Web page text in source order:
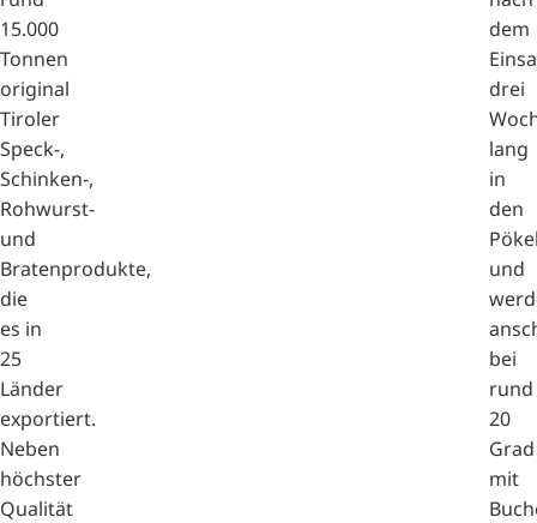
15.000
Tonnen
original
Tiroler
Speck-,
Schinken-,
Rohwurst-
und
Bratenprodukte,
die
es in
25
Länder
exportiert.
Neben
höchster
Qualität
dem
drei
lang
in
den
und
bei
rund
20
Grad
mit